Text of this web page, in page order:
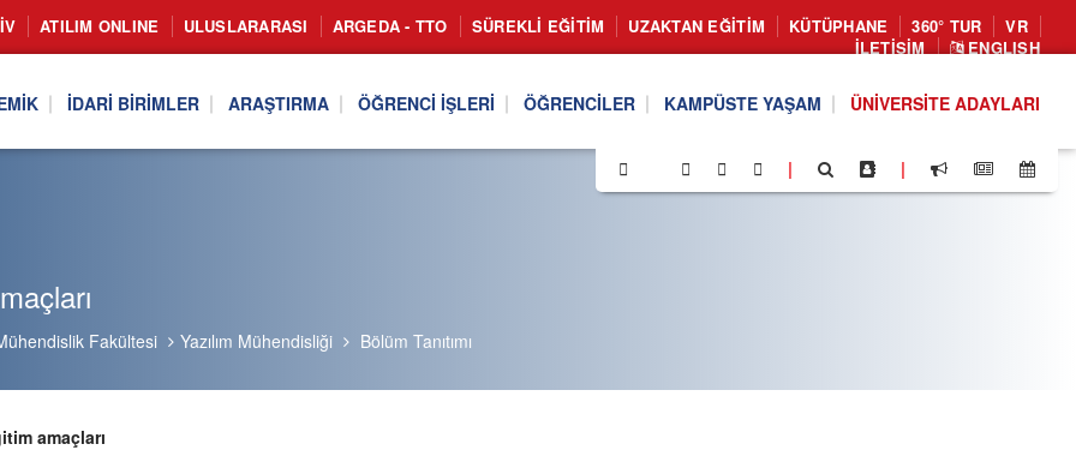
ATILIM ONLINE ULUSLARARASI ARGEDA - TTO SÜREKLI EĞITIM UZAKTAN EĞITIM KÜTÜPHANE 360° TUR
VR
İLETIŞIM
ENGLISH
İDARI BIRIMLER ARAŞTIRMA ÖĞRENCI İŞLERI ÖĞRENCILER KAMPÜSTE YAŞAM ÜNIVERSITE ADAYLARI
| |
Fakültesi Yazılım Mühendisliği Bölüm Tanıtımı
amaçları